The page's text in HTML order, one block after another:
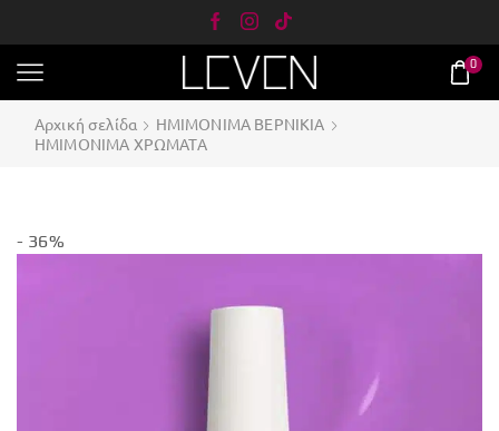
0
Αρχική σελίδα
ΗΜΙΜΟΝΙΜΑ ΒΕΡΝΙΚΙΑ
ΗΜΙΜΟΝΙΜΑ ΧΡΩΜΑΤΑ
- 36%